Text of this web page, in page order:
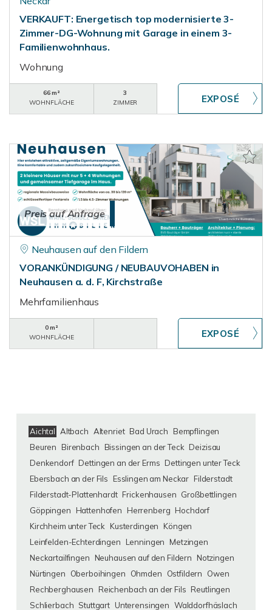
VERKAUFT: Energetisch top modernisierte 3-
Zimmer-DG-Wohnung mit Garage in einem 3-
Familienwohnhaus.
Wohnung
66 m²
WOHNFLÄCHE
3
ZIMMER
Preis auf Anfrage
Neuhausen auf den Fildern
VORANKÜNDIGUNG / NEUBAUVOHABEN in
Neuhausen a. d. F, Kirchstraße
Mehrfamilienhaus
0 m²
WOHNFLÄCHE
Aichtal Altbach Altenriet Bad Urach
Bempflingen
Beuren
Birenbach Bissingen an der Teck Deizisau
Denkendorf Dettingen an der Erms Dettingen unter Teck
Ebersbach an der Fils
Esslingen am Neckar Filderstadt
Filderstadt-Plattenhardt Frickenhausen Großbettlingen
Göppingen
Hattenhofen Herrenberg Hochdorf
Kirchheim unter Teck
Kusterdingen
Köngen
Leinfelden-Echterdingen
Lenningen
Metzingen
Neckartailfingen
Neuhausen auf den Fildern
Notzingen
Nürtingen
Oberboihingen Ohmden Ostfildern
Owen
Rechberghausen
Reichenbach an der Fils Reutlingen
Schlierbach Stuttgart Unterensingen Walddorfhäslach